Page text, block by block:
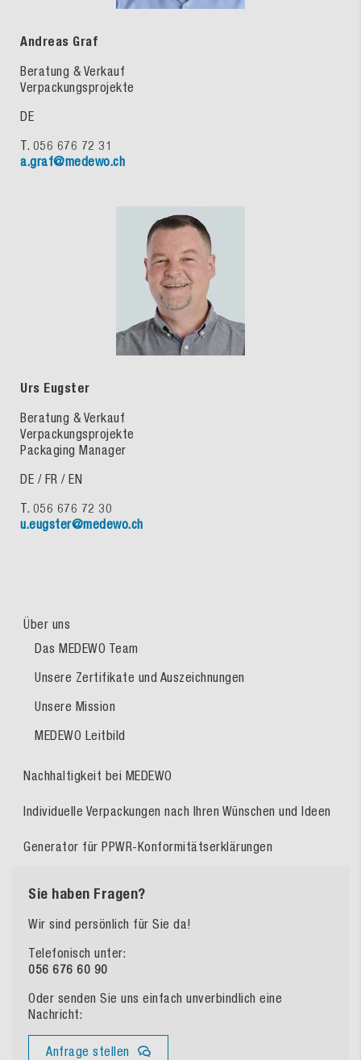
Andreas Graf
Beratung & Verkauf
Verpackungsprojekte
DE
T. 056 676 72 31
a.graf@medewo.ch
Urs Eugster
Beratung & Verkauf
Verpackungsprojekte
Packaging Manager
DE / FR / EN
T. 056 676 72 30
u.eugster@medewo.ch
Über uns
Das MEDEWO Team
Unsere Zertifikate und Auszeichnungen
Unsere Mission
MEDEWO Leitbild
Nachhaltigkeit bei MEDEWO
Individuelle Verpackungen nach Ihren Wünschen und Ideen
Generator für PPWR-Konformitätserklärungen
Sie haben Fragen?
Wir sind persönlich für Sie da!
Telefonisch unter:
056 676 60 90
Oder senden Sie uns einfach unverbindlich eine
Nachricht:
Anfrage stellen